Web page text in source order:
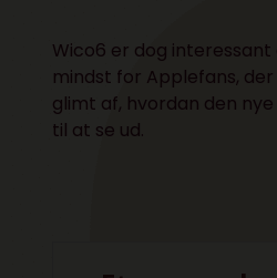
Wico6 er dog interessant
mindst for Applefans,
glimt af, hvordan den
til at se ud.